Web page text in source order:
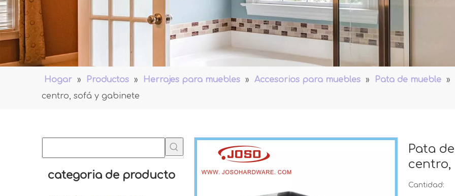
Hogar » Productos » Herrajes para muebles » Accesorios para muebles » Pata de mueble »
centro, sofá y gabinete
categoria de producto
Pata
centro,
Cantidad: